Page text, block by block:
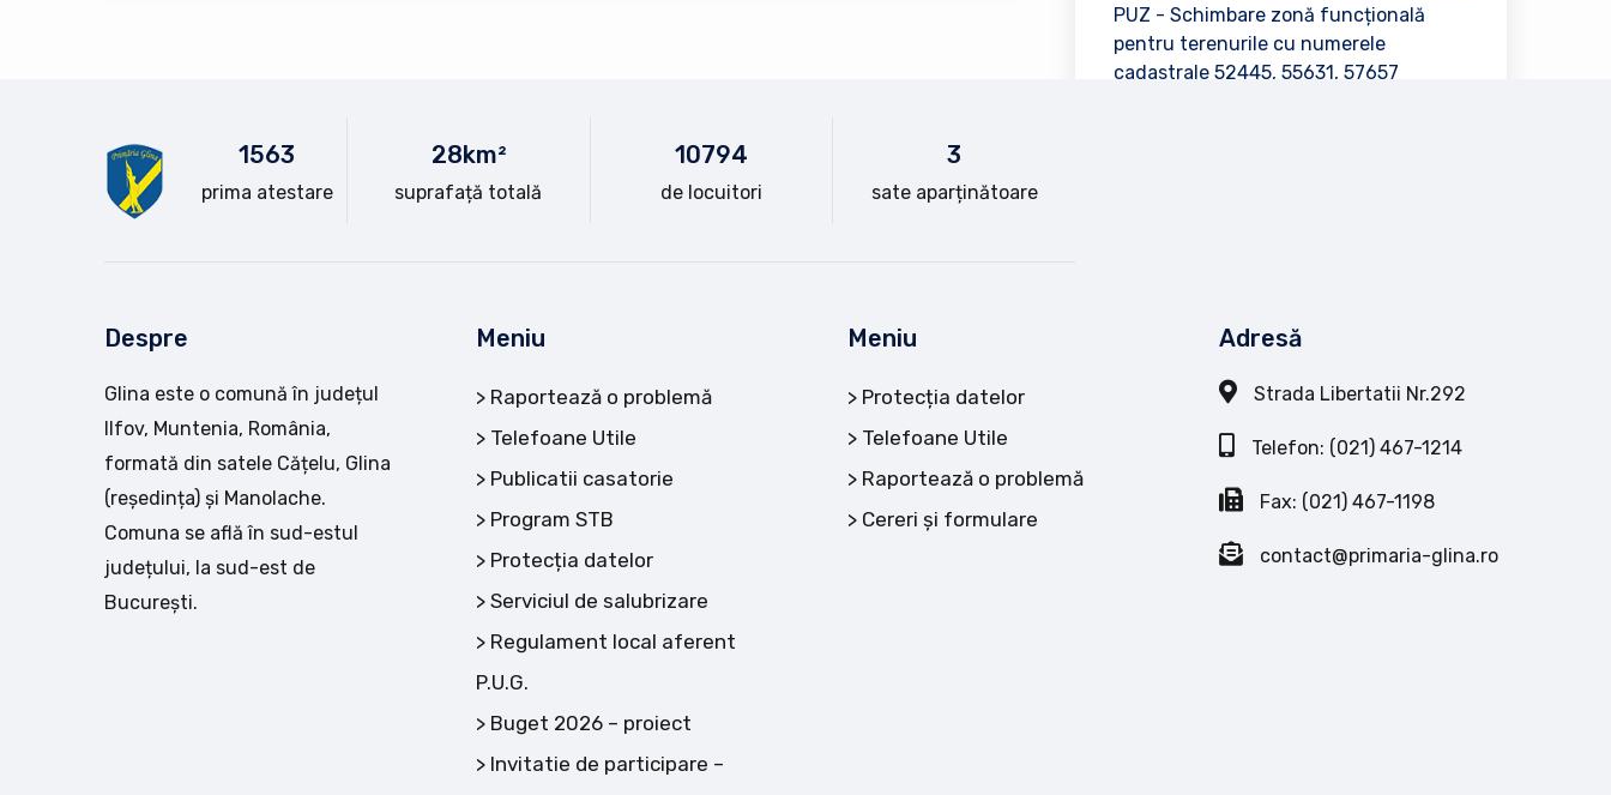
PUZ - Schimbare zonă funcțională
pentru terenurile cu numerele
cadastrale 52445, 55631, 57657
1563
prima atestare
28km²
suprafață totală
10794
de locuitori
3
sate aparținătoare
Despre
Glina este o comună în județul
Ilfov, Muntenia, România,
formată din satele Cățelu, Glina
(reședința) și Manolache.
Comuna se află în sud-estul
județului, la sud-est de
București.
Meniu
Raportează o problemă
Telefoane Utile
Publicatii casatorie
Program STB
Protecția datelor
Serviciul de salubrizare
Regulament local aferent
P.U.G.
Buget 2026 – proiect
Invitatie de participare –
Meniu
Protecția datelor
Telefoane Utile
Raportează o problemă
Cereri și formulare
Adresă
Strada Libertatii Nr.292
Telefon: (021) 467-1214
Fax: (021) 467-1198
contact@primaria-glina.ro